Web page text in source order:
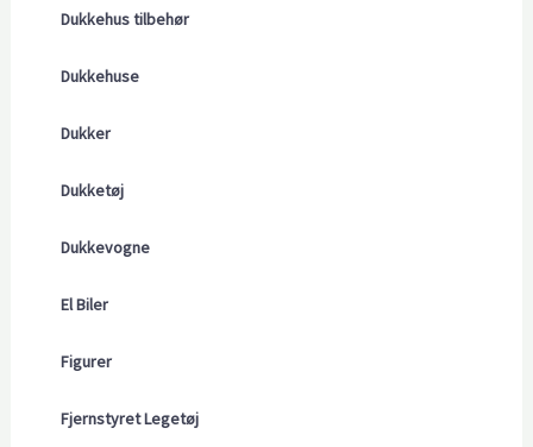
Dukkehus tilbehør
Dukkehuse
Dukker
Dukketøj
Dukkevogne
El Biler
Figurer
Fjernstyret Legetøj